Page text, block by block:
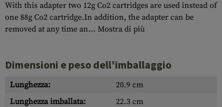
With this adapter two 12g Co2 cartridges are used instead of
one 88g Co2 cartridge.In addition, the adapter can be
removed at any time an... Mostra di più
Dimensioni e peso dell'imballaggio
Lunghezza:
20.9 cm
Lunghezza imballata:
22.3 cm